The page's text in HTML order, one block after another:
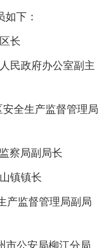
下：
长
民政府办公室副主
全生产监督管理局
局副局长
镇镇长
产监督管理局副局
公安局柳江分局